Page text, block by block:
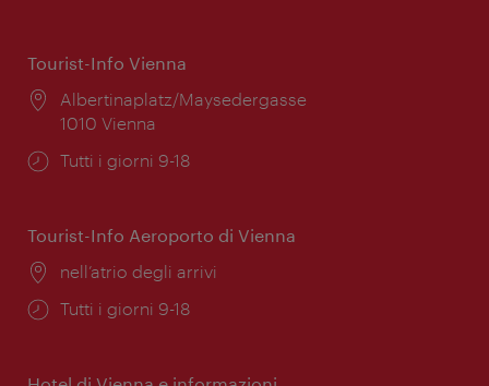
Tourist-Info Vienna
Posizione:
Albertinaplatz/Maysedergasse
1010 Vienna
Orari
Tutti i giorni 9-18
Tourist-Info Aeroporto di Vienna
Posizione:
nell’atrio degli arrivi
Orari
Tutti i giorni 9-18